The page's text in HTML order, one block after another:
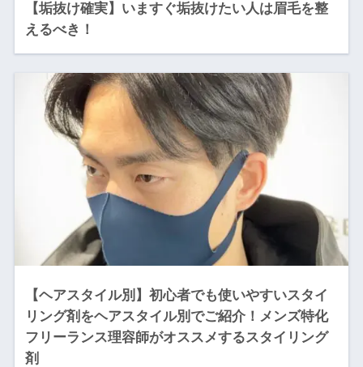
【垢抜け確実】いますぐ垢抜けたい人は眉毛を整
えるべき！
【ヘアスタイル別】初心者でも使いやすいスタイ
リング剤をヘアスタイル別でご紹介！メンズ特化
フリーランス理容師がオススメするスタイリング
剤